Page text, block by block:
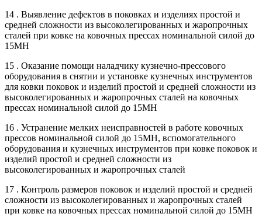
14 . Выявление дефектов в поковках и изделиях простой и
средней сложности из высоколегированных и жаропрочных
сталей при ковке на ковочных прессах номинальной силой до
15МН
15 . Оказание помощи наладчику кузнечно-прессового
оборудования в снятии и установке кузнечных инструментов
для ковки поковок и изделий простой и средней сложности из
высоколегированных и жаропрочных сталей на ковочных
прессах номинальной силой до 15МН
16 . Устранение мелких неисправностей в работе ковочных
прессов номинальной силой до 15МН, вспомогательного
оборудования и кузнечных инструментов при ковке поковок и
изделий простой и средней сложности из
высоколегированных и жаропрочных сталей
17 . Контроль размеров поковок и изделий простой и средней
сложности из высоколегированных и жаропрочных сталей
при ковке на ковочных прессах номинальной силой до 15МН